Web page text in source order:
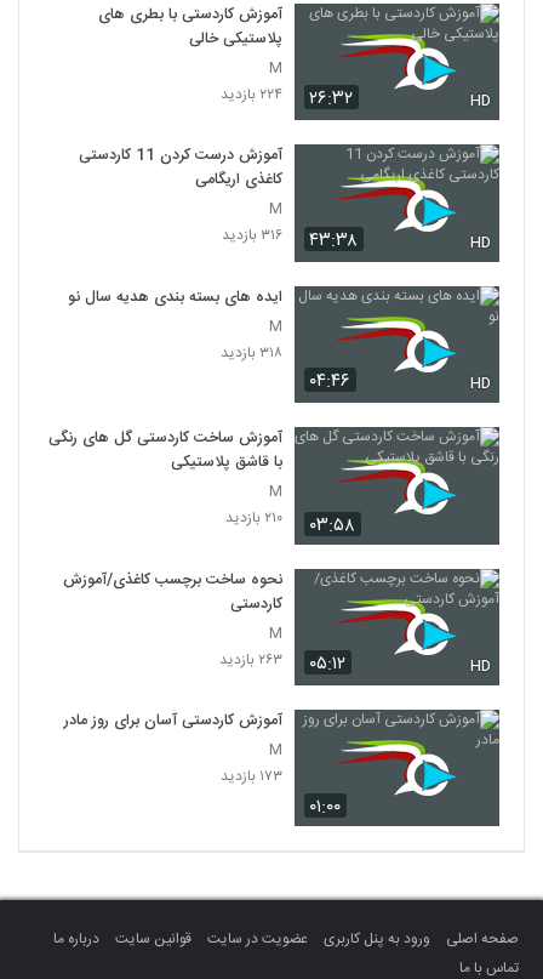
۲۶:۳۲ HD
آموزش کاردستی با بطری های
پلاستیکی خالی
M
۲۲۴ بازدید
۴۳:۳۸ HD
آموزش درست کردن 11 کاردستی
کاغذی اریگامی
M
۳۱۶ بازدید
۰۴:۴۶ HD
ایده های بسته بندی هدیه سال نو
M
۳۱۸ بازدید
۰۳:۵۸
آموزش ساخت کاردستی گل های رنگی
با قاشق پلاستیکی
M
۲۱۰ بازدید
۰۵:۱۲ HD
نحوه ساخت برچسب کاغذی/آموزش
کاردستی
M
۲۶۳ بازدید
۰۱:۰۰
آموزش کاردستی آسان برای روز مادر
M
۱۷۳ بازدید
صفحه اصلی ورود به پنل کاربری عضویت در سایت قوانین سایت
درباره ما
تماس با ما